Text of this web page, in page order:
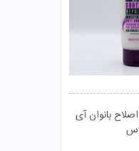
بانوان آی